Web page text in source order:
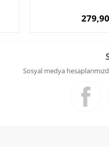
Sosyal medya